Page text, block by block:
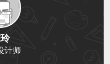
用户作品已成功备案！
用户作品已成功备案！
用户作品已成功备案！
计师